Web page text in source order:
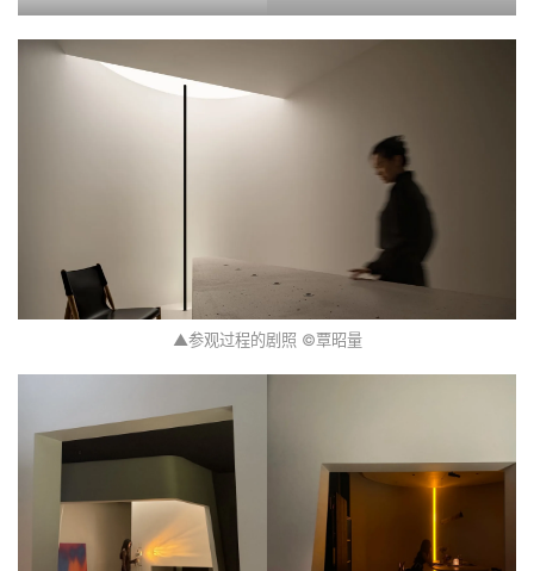
▲参观过程的剧照 ©覃昭量